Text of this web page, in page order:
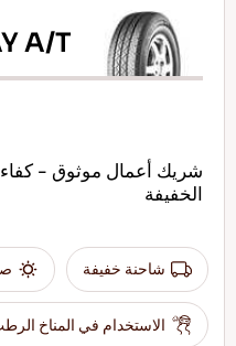
A/T
شريك أعمال موثوق -
الخفيفة
شاحنة خفيفة
الاستخدام في المناخ